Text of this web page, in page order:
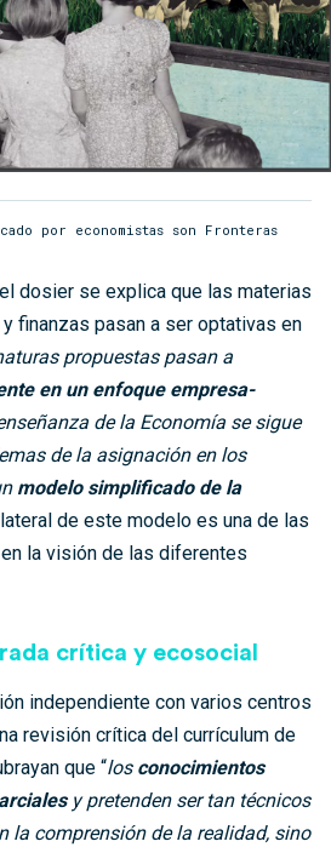
por economistas son Fronteras
dosier se explica que las materias
finanzas pasan a ser optativas en
propuestas pasan a
en un enfoque empresa-
de la Economía se sigue
de la asignación en los
modelo simplificado de la
de este modelo es una de las
la visión de las diferentes
crítica y ecosocial
independiente con varios centros
revisión crítica del currículum de
que “los conocimientos
y pretenden ser tan técnicos
la comprensión de la realidad, sino